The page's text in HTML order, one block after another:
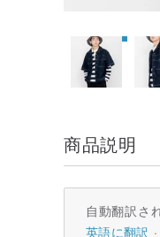
商品説明
自動翻訳さ
英語に翻訳